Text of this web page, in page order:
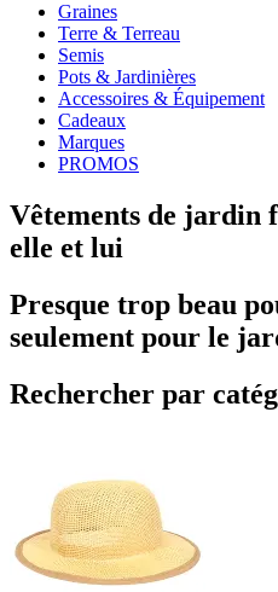
Graines
Terre & Terreau
Semis
Pots & Jardinières
Accessoires & Équipement
Cadeaux
Marques
PROMOS
Vêtements de jardin
elle et lui
Presque trop beau
seulement pour le
Rechercher par